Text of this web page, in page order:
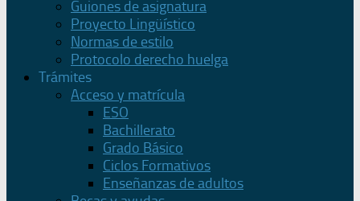
Guiones de asignatura
Proyecto Lingüístico
Normas de estilo
Protocolo derecho huelga
Trámites
Acceso y matrícula
ESO
Bachillerato
Grado Básico
Ciclos Formativos
Enseñanzas de adultos